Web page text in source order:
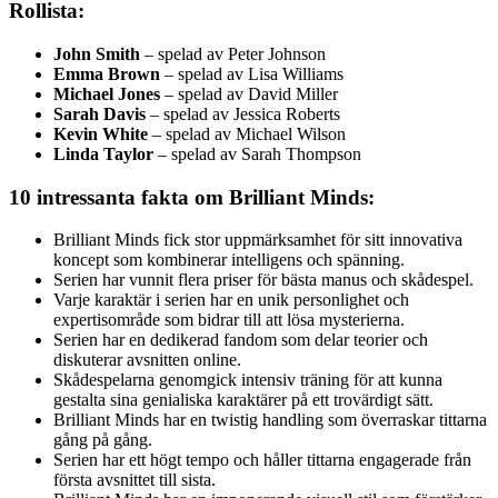
Rollista:
John Smith – spelad av Peter Johnson
Emma Brown – spelad av Lisa Williams
Michael Jones – spelad av David Miller
Sarah Davis – spelad av Jessica Roberts
Kevin White – spelad av Michael Wilson
Linda Taylor – spelad av Sarah Thompson
10 intressanta fakta om Brilliant Minds:
Brilliant Minds fick stor uppmärksamhet för sitt innovativa
koncept som kombinerar intelligens och spänning.
Serien har vunnit flera priser för bästa manus och skådespel.
Varje karaktär i serien har en unik personlighet och
expertisområde som bidrar till att lösa mysterierna.
Serien har en dedikerad fandom som delar teorier och
diskuterar avsnitten online.
Skådespelarna genomgick intensiv träning för att kunna
gestalta sina genialiska karaktärer på ett trovärdigt sätt.
Brilliant Minds har en twistig handling som överraskar tittarna
gång på gång.
Serien har ett högt tempo och håller tittarna engagerade från
första avsnittet till sista.